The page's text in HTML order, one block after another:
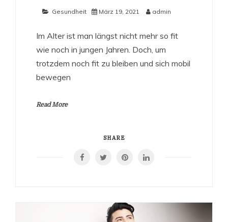
Gesundheit März 19, 2021 admin
Im Alter ist man längst nicht mehr so fit
wie noch in jungen Jahren. Doch, um
trotzdem noch fit zu bleiben und sich mobil
bewegen
Read More
SHARE